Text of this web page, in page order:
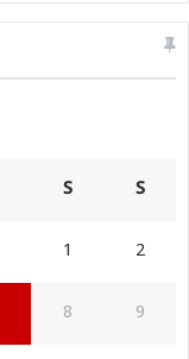
S S
1 2
8 9